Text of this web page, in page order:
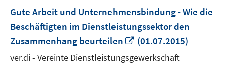
Gute Arbeit und Unternehmensbindung - Wie die
Beschäftigten im Dienstleistungssektor den
Zusammenhang beurteilen
In
neuem
Fenster
(01.07.2015)
ver.di - Vereinte Dienstleistungsgewerkschaft